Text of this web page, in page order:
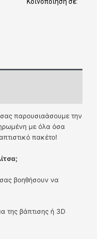
παρουσιαάσουμε την
με όλα όσα
πακέτο!
σας βοηθήσουν να
της βάπτισης ή 3D